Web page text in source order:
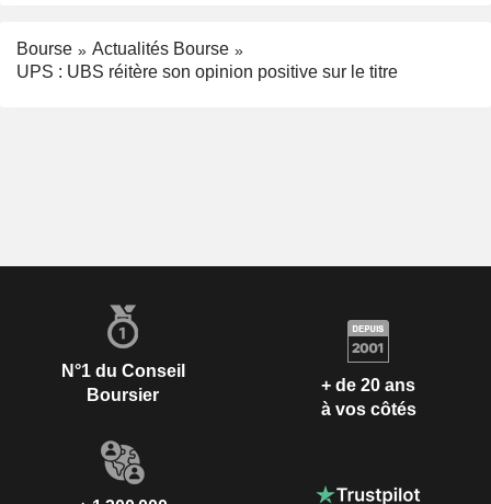
Bourse
Actualités Bourse
UPS : UBS réitère son opinion positive sur le titre
N°1 du Conseil
Boursier
+ de 20 ans
à vos côtés